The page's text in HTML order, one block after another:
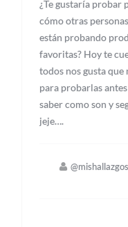
¿Te gustaría probar
cómo otras
están probando
favoritas? Hoy te
todos nos gusta
para probarlas
saber como son y
jeje….
@mishallazgos